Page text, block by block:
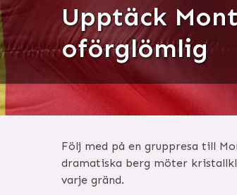
Upptäck
oförglömlig
Följ med på en gruppresa till
dramatiska berg möter
varje gränd.